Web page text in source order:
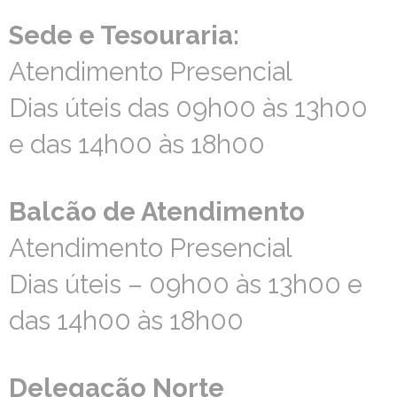
Sede e Tesouraria:
Atendimento Presencial
Dias úteis das 09h00 às 13h00
e das 14h00 às 18h00
Sede e Tesouraria:
Atendimento Presencial
Dias úteis das 09h00 às 13h00
e das 14h00 às 18h00
Balcão de Atendimento
Atendimento Presencial
Dias úteis – 09h00 às 13h00 e
das 14h00 às 18h00
Balcão de Atendimento
Atendimento Presencial
Dias úteis – 09h00 às 13h00 e
das 14h00 às 18h00
Delegação Norte
Delegação Norte